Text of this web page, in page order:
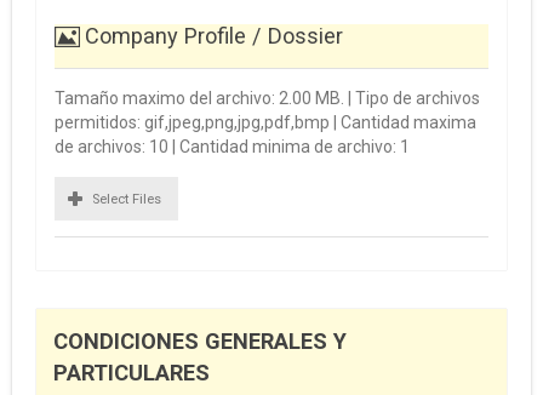
Company Profile / Dossier
Tamaño maximo del archivo: 2.00 MB. | Tipo de archivos
permitidos: gif,jpeg,png,jpg,pdf,bmp | Cantidad maxima
de archivos: 10 | Cantidad minima de archivo: 1
Select Files
CONDICIONES GENERALES Y
PARTICULARES